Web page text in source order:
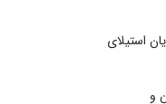
استیلای
و